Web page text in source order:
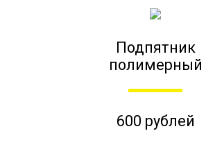
Подпятник
полимерный
600 рублей